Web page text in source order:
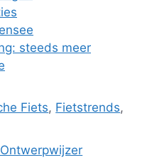
steeds meer
Fiets, Fietstrends,